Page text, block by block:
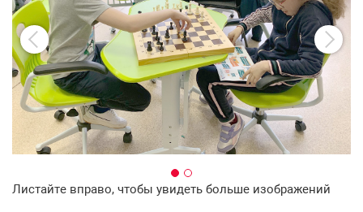
Листайте вправо, чтобы увидеть больше изображений